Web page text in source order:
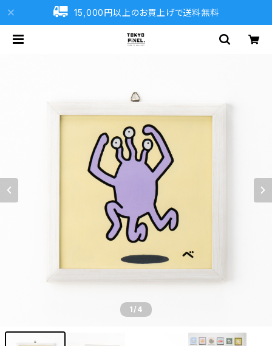
15,000円以上のお買上げで送料無料
1/4